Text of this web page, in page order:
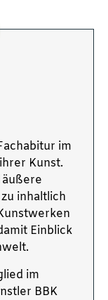
im
Kunst.
inhaltlich
Einblick
im
BBK